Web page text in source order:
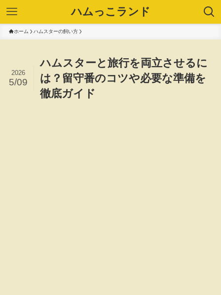
ハムっこランド
ホーム ハムスターの飼い方
ハムスターと旅行を両立させるに
は？留守番のコツや必要な準備を
徹底ガイド
2026
5/09